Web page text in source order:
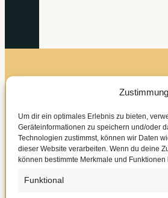
Um dir ein optimales Erlebnis zu bieten,
Geräteinformationen zu speichern und/oder
Technologien zustimmst, können wir Daten
dieser Website verarbeiten. Wenn du deine
können bestimmte Merkmale und
Funktional
AStA der